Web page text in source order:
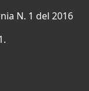
N. 1 del 2016